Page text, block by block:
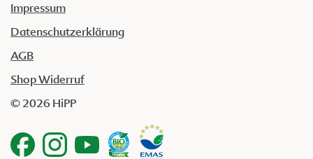
Impressum
Datenschutzerklärung
AGB
Shop Widerruf
© 2026 HiPP